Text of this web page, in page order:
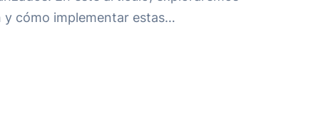
cómo implementar estas…